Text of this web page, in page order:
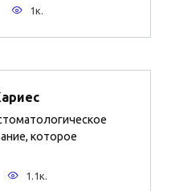
1к.
которое
1.1к.